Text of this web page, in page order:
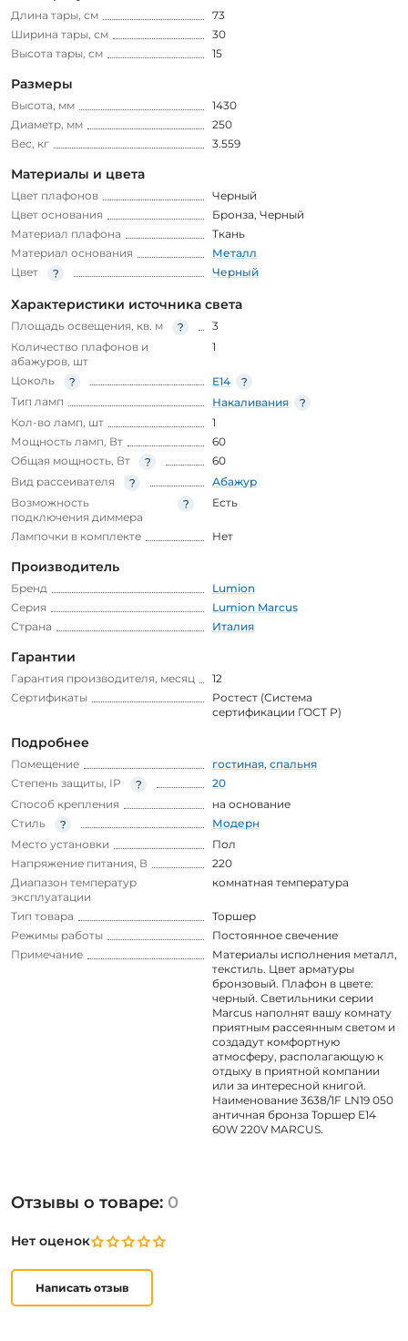
Длина тары, см
73
Ширина тары, см
30
Высота тары, см
15
Размеры
Высота, мм
1430
Диаметр, мм
250
Вес, кг
3.559
Материалы и цвета
Цвет плафонов
Черный
Цвет основания
Бронза, Черный
Материал плафона
Ткань
Материал основания
Металл
Цвет
Черный
Характеристики источника света
Площадь освещения, кв. м
3
Количество плафонов и
абажуров, шт
1
Цоколь
E14
Тип ламп
Накаливания
Кол-во ламп, шт
1
Мощность ламп, Вт
60
Общая мощность, Вт
60
Вид рассеивателя
Абажур
Возможность
подключения диммера
Есть
Лампочки в комплекте Нет
Производитель
Бренд
Lumion
Серия
Lumion Marcus
Страна
Италия
Гарантии
Гарантия производителя, месяц
12
Сертификаты
Ростест (Система
сертификации ГОСТ Р)
Подробнее
Помещение гостиная, спальня
Степень защиты, IP
20
Способ крепления
на основание
Стиль
Модерн
Место установки
Пол
Напряжение питания, В
220
Диапазон температур
эксплуатации
комнатная температура
Тип товара
Торшер
Режимы работы
Постоянное свечение
Примечание
Материалы исполнения металл,
текстиль. Цвет арматуры
бронзовый. Плафон в цвете:
черный. Светильники серии
Marcus наполнят вашу комнату
приятным рассеянным светом и
создадут комфортную
атмосферу, располагающую к
отдыху в приятной компании
или за интересной книгой.
Наименование 3638/1F LN19 050
античная бронза Торшер E14
60W 220V MARCUS.
Отзывы о товаре: 0
Нет оценок
Написать отзыв